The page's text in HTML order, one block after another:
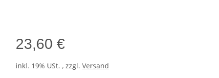
23,60 €
inkl. 19% USt. , zzgl. Versand